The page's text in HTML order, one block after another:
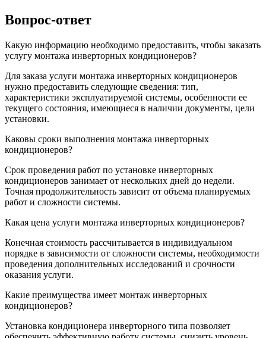
Вопрос-ответ
Какую информацию необходимо предоставить, чтобы заказать
услугу монтажа инверторных кондиционеров?
Для заказа услуги монтажа инверторных кондиционеров
нужно предоставить следующие сведения: тип,
характеристики эксплуатируемой системы, особенности ее
текущего состояния, имеющиеся в наличии документы, цели
установки.
Каковы сроки выполнения монтажа инверторных
кондиционеров?
Срок проведения работ по установке инверторных
кондиционеров занимает от нескольких дней до недели.
Точная продолжительность зависит от объема планируемых
работ и сложности системы.
Какая цена услуги монтажа инверторных кондиционеров?
Конечная стоимость рассчитывается в индивидуальном
порядке в зависимости от сложности системы, необходимости
проведения дополнительных исследований и срочности
оказания услуги.
Какие преимущества имеет монтаж инверторных
кондиционеров?
Установка кондиционера инверторного типа позволяет